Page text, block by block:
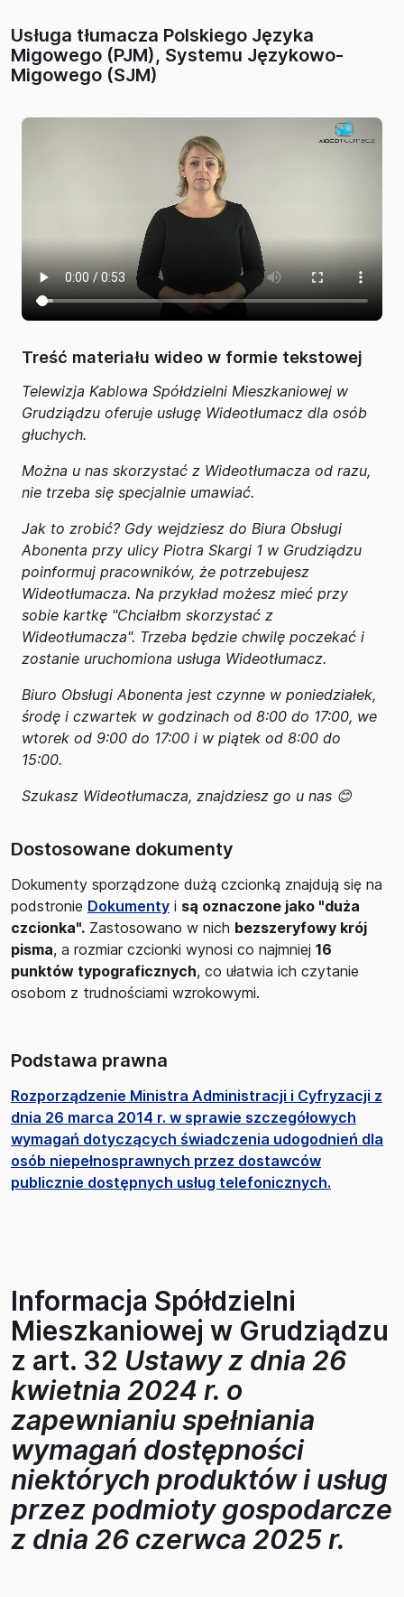
Usługa tłumacza Polskiego Języka
Migowego (PJM), Systemu Językowo-
Migowego (SJM)
Treść materiału wideo w formie tekstowej
Telewizja Kablowa Spółdzielni Mieszkaniowej w
Grudziądzu oferuje usługę Wideotłumacz dla osób
głuchych.
Można u nas skorzystać z Wideotłumacza od razu,
nie trzeba się specjalnie umawiać.
Jak to zrobić? Gdy wejdziesz do Biura Obsługi
Abonenta przy ulicy Piotra Skargi 1 w Grudziądzu
poinformuj pracowników, że potrzebujesz
Wideotłumacza. Na przykład możesz mieć przy
sobie kartkę "Chciałbm skorzystać z
Wideotłumacza". Trzeba będzie chwilę poczekać i
zostanie uruchomiona usługa Wideotłumacz.
Biuro Obsługi Abonenta jest czynne w poniedziałek,
środę i czwartek w godzinach od 8:00 do 17:00, we
wtorek od 9:00 do 17:00 i w piątek od 8:00 do
15:00.
Szukasz Wideotłumacza, znajdziesz go u nas 😊
Dostosowane dokumenty
Dokumenty sporządzone dużą czcionką znajdują się na
podstronie Dokumenty i są oznaczone jako "duża
czcionka". Zastosowano w nich bezszeryfowy krój
pisma, a rozmiar czcionki wynosi co najmniej 16
punktów typograficznych, co ułatwia ich czytanie
osobom z trudnościami wzrokowymi.
Podstawa prawna
Rozporządzenie Ministra Administracji i Cyfryzacji z
dnia 26 marca 2014 r. w sprawie szczegółowych
wymagań dotyczących świadczenia udogodnień dla
osób niepełnosprawnych przez dostawców
publicznie dostępnych usług telefonicznych.
Informacja Spółdzielni
Mieszkaniowej w Grudziądzu
z art. 32 Ustawy z dnia 26
kwietnia 2024 r. o
zapewnianiu spełniania
wymagań dostępności
niektórych produktów i usług
przez podmioty gospodarcze
z dnia 26 czerwca 2025 r.